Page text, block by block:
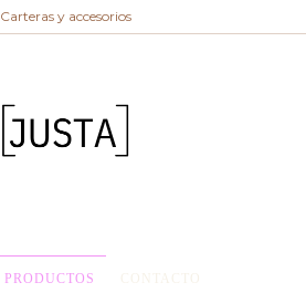
Carteras y accesorios
PRODUCTOS CONTACTO